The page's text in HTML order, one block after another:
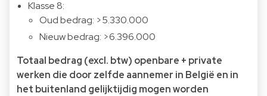
Klasse 8:
Oud bedrag: >5.330.000
Nieuw bedrag: >6.396.000
Totaal bedrag (excl. btw) openbare + private
werken die door zelfde aannemer in België en in
het buitenland gelijktijdig mogen worden